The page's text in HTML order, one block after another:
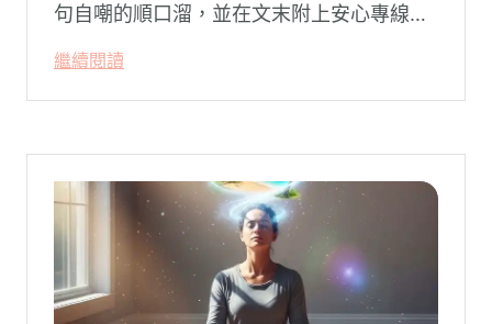
句自嘲的順口溜，並在文末附上安心專線與
被廣泛轉載。對許多投資人而言，螢幕上下
跌的數字背後，實質連結的是個人的財務壓
繼續閱讀